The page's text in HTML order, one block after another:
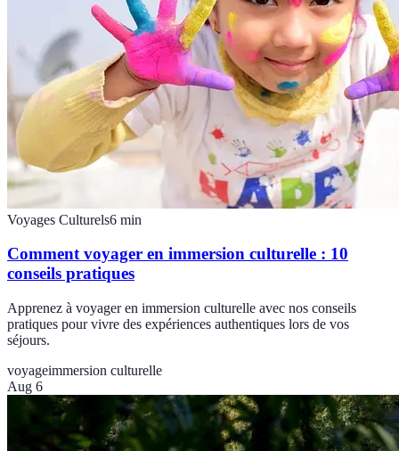
Voyages Culturels6 min
Comment voyager en immersion culturelle : 10
conseils pratiques
Apprenez à voyager en immersion culturelle avec nos conseils
pratiques pour vivre des expériences authentiques lors de vos
séjours.
voyageimmersion culturelle
Aug 6